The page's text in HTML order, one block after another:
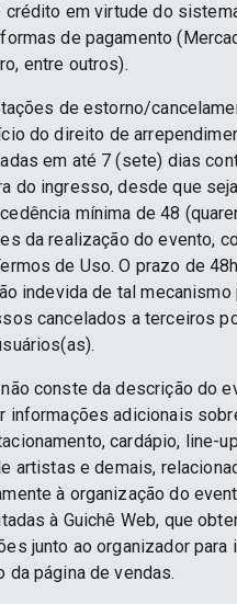
crédito em virtude do
de pagamento
entre outros).
de estorno/
do direito de
em até 7 (sete) dias
do ingresso, desde que
mínima de 48
da realização do evento,
de Uso. O prazo de
indevida de tal mecanismo
cancelados a terceiros
conste da descrição do
informações adicionais
cardápio, line-
artistas e demais,
à organização do
à Guichê Web, que
junto ao organizador para
da página de vendas.